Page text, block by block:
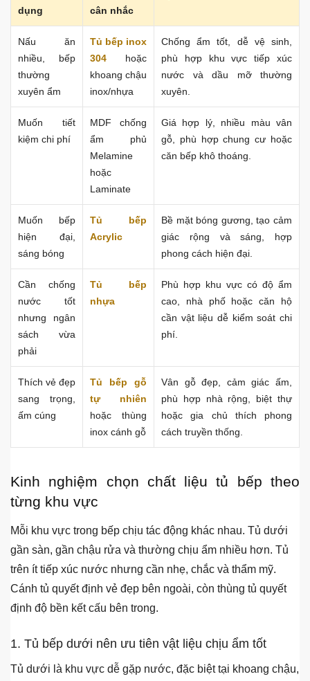
dụng
cân nhắc
Nấu ăn
nhiều, bếp
thường
xuyên ẩm
Tủ bếp inox
304 hoặc
khoang chậu
inox/nhựa
Chống ẩm tốt, dễ vệ sinh,
phù hợp khu vực tiếp xúc
nước và dầu mỡ thường
xuyên.
Muốn tiết
kiệm chi phí
MDF chống
ẩm phủ
Melamine
hoặc
Laminate
Giá hợp lý, nhiều màu vân
gỗ, phù hợp chung cư hoặc
căn bếp khô thoáng.
Muốn bếp
hiện đại,
sáng bóng
Tủ bếp
Acrylic
Bề mặt bóng gương, tạo cảm
giác rộng và sáng, hợp
phong cách hiện đại.
Cần chống
nước tốt
nhưng ngân
sách vừa
phải
Tủ bếp
nhựa
Phù hợp khu vực có độ ẩm
cao, nhà phố hoặc căn hộ
cần vật liệu dễ kiểm soát chi
phí.
Thích vẻ đẹp
sang trọng,
ấm cúng
Tủ bếp gỗ
tự nhiên
hoặc thùng
inox cánh gỗ
Vân gỗ đẹp, cảm giác ấm,
phù hợp nhà rộng, biệt thự
hoặc gia chủ thích phong
cách truyền thống.
Kinh nghiệm chọn chất liệu tủ bếp theo
từng khu vực
Mỗi khu vực trong bếp chịu tác động khác nhau. Tủ dưới
gần sàn, gần chậu rửa và thường chịu ẩm nhiều hơn. Tủ
trên ít tiếp xúc nước nhưng cần nhẹ, chắc và thẩm mỹ.
Cánh tủ quyết định vẻ đẹp bên ngoài, còn thùng tủ quyết
định độ bền kết cấu bên trong.
1. Tủ bếp dưới nên ưu tiên vật liệu chịu ẩm tốt
Tủ dưới là khu vực dễ gặp nước, đặc biệt tại khoang chậu,